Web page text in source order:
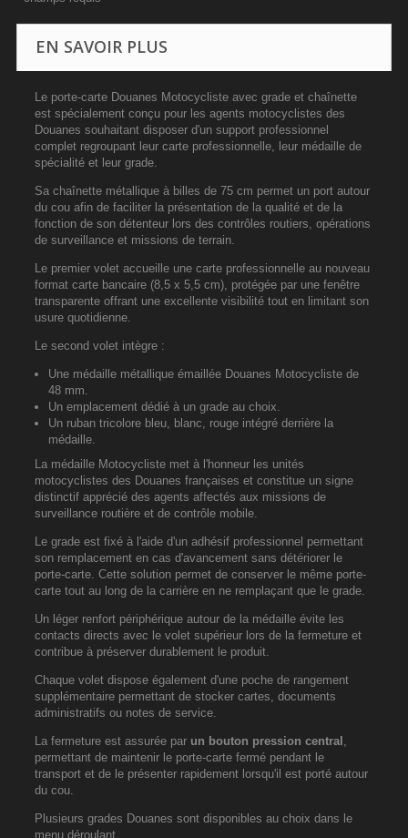
EN SAVOIR PLUS
Le porte-carte Douanes Motocycliste avec grade et chaînette
est spécialement conçu pour les agents motocyclistes des
Douanes souhaitant disposer d'un support professionnel
complet regroupant leur carte professionnelle, leur médaille de
spécialité et leur grade.
Sa chaînette métallique à billes de 75 cm permet un port autour
du cou afin de faciliter la présentation de la qualité et de la
fonction de son détenteur lors des contrôles routiers, opérations
de surveillance et missions de terrain.
Le premier volet accueille une carte professionnelle au nouveau
format carte bancaire (8,5 x 5,5 cm), protégée par une fenêtre
transparente offrant une excellente visibilité tout en limitant son
usure quotidienne.
Le second volet intègre :
Une médaille métallique émaillée Douanes Motocycliste de
48 mm.
Un emplacement dédié à un grade au choix.
Un ruban tricolore bleu, blanc, rouge intégré derrière la
médaille.
La médaille Motocycliste met à l'honneur les unités
motocyclistes des Douanes françaises et constitue un signe
distinctif apprécié des agents affectés aux missions de
surveillance routière et de contrôle mobile.
Le grade est fixé à l'aide d'un adhésif professionnel permettant
son remplacement en cas d'avancement sans détériorer le
porte-carte. Cette solution permet de conserver le même porte-
carte tout au long de la carrière en ne remplaçant que le grade.
Un léger renfort périphérique autour de la médaille évite les
contacts directs avec le volet supérieur lors de la fermeture et
contribue à préserver durablement le produit.
Chaque volet dispose également d'une poche de rangement
supplémentaire permettant de stocker cartes, documents
administratifs ou notes de service.
La fermeture est assurée par un bouton pression central ,
permettant de maintenir le porte-carte fermé pendant le
transport et de le présenter rapidement lorsqu'il est porté autour
du cou.
Plusieurs grades Douanes sont disponibles au choix dans le
menu déroulant.